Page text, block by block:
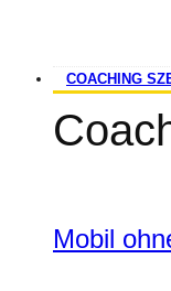
COACHING
Mobil